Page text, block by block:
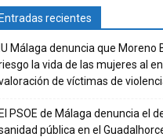
recientes
Málaga denuncia que Moreno
la vida de las mujeres al
de víctimas de
PSOE de Málaga denuncia el
pública en el